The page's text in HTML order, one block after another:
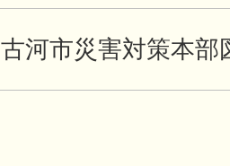
古河市災害対策本部